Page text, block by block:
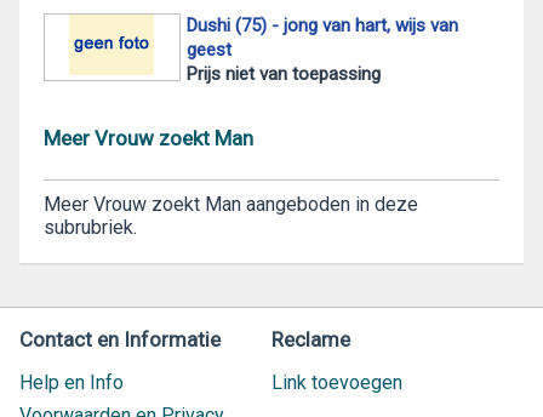
Dushi (75) - jong van hart, wijs van
geest
Prijs niet van toepassing
Meer Vrouw zoekt Man
Meer Vrouw zoekt Man aangeboden in deze
subrubriek.
Contact en Informatie
Help en Info
Reclame
Link toevoegen